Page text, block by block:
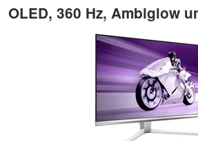
OLED, 360 Hz, Ambiglow